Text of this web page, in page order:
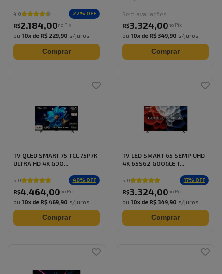
4.0 22% OFF
R$2.184,00no Pix
ou 10x de R$ 229,90 s/juros
Comprar
Sem avaliações
R$3.324,00no Pix
ou 10x de R$ 349,90 s/juros
Comprar
TV QLED SMART 75 TCL 75P7K
ULTRA HD 4K GOO...
5.0 40% OFF
R$4.464,00no Pix
ou 10x de R$ 469,90 s/juros
Comprar
TV LED SMART 65 SEMP UHD
4K 65S62 GOOGLE T...
5.0 17% OFF
R$3.324,00no Pix
ou 10x de R$ 349,90 s/juros
Comprar